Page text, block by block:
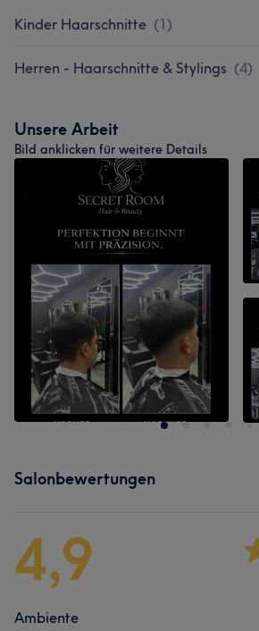
Kinder Haarschnitte (1)
Herren - Haarschnitte & Stylings (4)
Unsere Arbeit
Bild anklicken für weitere Details
Salonbewertungen
4,9
Ambiente